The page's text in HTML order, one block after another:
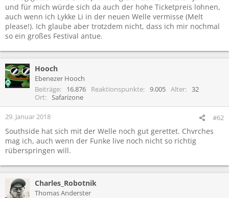
und für mich würde sich da auch der hohe Ticketpreis lohnen,
auch wenn ich Lykke Li in der neuen Welle vermisse (Melt
please!). Ich glaube aber trotzdem nicht, dass ich mir nochmal
so ein großes Festival antue.
Hooch
Ebenezer Hooch
Beiträge
16.876 Reaktionspunkte 9.005 Alter
32
Ort
Safarizone
29. Januar 2018 #62
Southside hat sich mit der Welle noch gut gerettet. Chvrches
mag ich, auch wenn der Funke live noch nicht so richtig
rüberspringen will.
Charles_Robotnik
Thomas Anderster